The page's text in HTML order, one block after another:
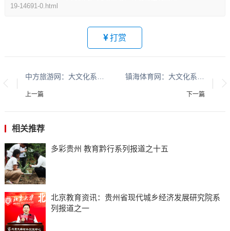
19-14691-0.html
打赏
上一篇 下一篇
相关推荐
多彩贵州 教育黔行系列报道之十五
北京教育资讯：贵州省现代城乡经济发展研究院系
列报道之一